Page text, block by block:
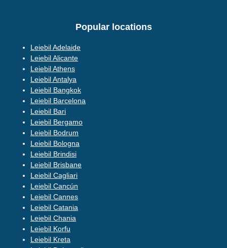
Popular locations
Leiebil Adelaide
Leiebil Alicante
Leiebil Athens
Leiebil Antalya
Leiebil Bangkok
Leiebil Barcelona
Leiebil Bari
Leiebil Bergamo
Leiebil Bodrum
Leiebil Bologna
Leiebil Brindisi
Leiebil Brisbane
Leiebil Cagliari
Leiebil Cancún
Leiebil Cannes
Leiebil Catania
Leiebil Chania
Leiebil Korfu
Leiebil Kreta